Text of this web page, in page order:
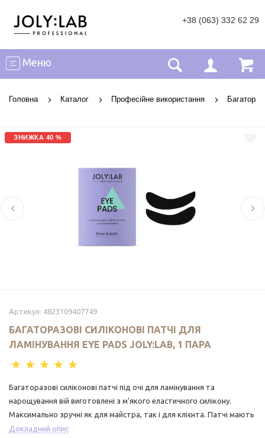
+38 (063) 332 62 29
Меню
Головна Каталог Професійне використання
ЗНИЖКА 40 %
Артикул: 4823109407749
БАГАТОРАЗОВІ СИЛІКОНОВІ ПАТЧІ ДЛЯ
ЛАМІНУВАННЯ EYE PADS JOLY:LAB, 1 ПАРА
Багаторазові силіконові патчі під очі для ламінування та
нарощування вій виготовлені з м'якого еластичного силікону.
Максимально зручні як для майстра, так і для клієнта. Патчі мають
анатомічну форму, яка забезпечує надійне, щільне прилягання до
Докладний опис